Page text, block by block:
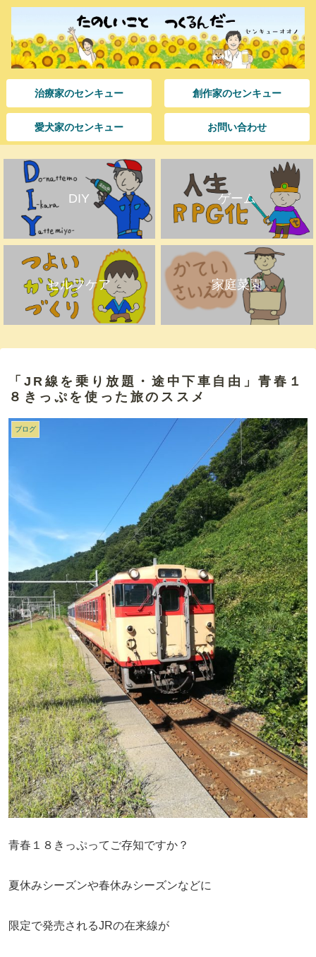
治療家のセンキュー 創作家のセンキュー
愛犬家のセンキュー お問い合わせ
DIY ゲーム
セルフケア 家庭菜園
「JR線を乗り放題・途中下車自由」青春１
８きっぷを使った旅のススメ
ブログ
青春１８きっぷってご存知ですか？
夏休みシーズンや春休みシーズンなどに
限定で発売されるJRの在来線が